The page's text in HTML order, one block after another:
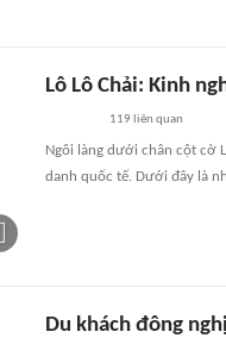
Lô Lô Chải: Kinh
119 liên quan
Ngôi làng dưới chân cột cờ
danh quốc tế. Dưới đây là
Du khách đông